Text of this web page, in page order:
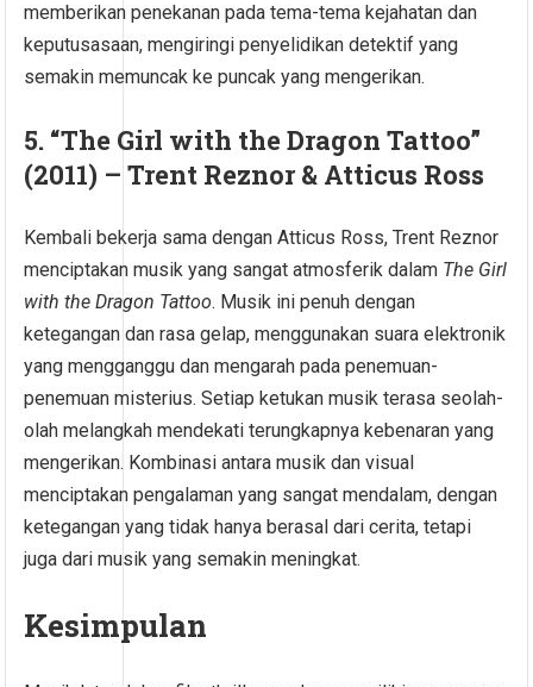
memberikan penekanan pada tema-tema kejahatan dan
keputusasaan, mengiringi penyelidikan detektif yang
semakin memuncak ke puncak yang mengerikan.
5. “The Girl with the Dragon Tattoo”
(2011) – Trent Reznor & Atticus Ross
Kembali bekerja sama dengan Atticus Ross, Trent Reznor
menciptakan musik yang sangat atmosferik dalam The Girl
with the Dragon Tattoo. Musik ini penuh dengan
ketegangan dan rasa gelap, menggunakan suara elektronik
yang mengganggu dan mengarah pada penemuan-
penemuan misterius. Setiap ketukan musik terasa seolah-
olah melangkah mendekati terungkapnya kebenaran yang
mengerikan. Kombinasi antara musik dan visual
menciptakan pengalaman yang sangat mendalam, dengan
ketegangan yang tidak hanya berasal dari cerita, tetapi
juga dari musik yang semakin meningkat.
Kesimpulan